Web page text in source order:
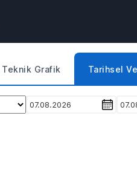
Teknik Grafik Tarihsel
07.08.2026